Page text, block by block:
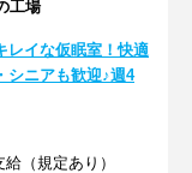
工場
レイな仮眠室！快適
ニアも歓迎♪週4
（規定あり）